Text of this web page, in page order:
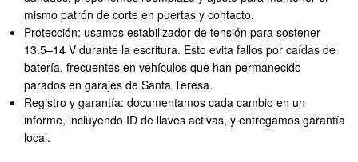
mismo patrón de corte en puertas y contacto.
Protección: usamos estabilizador de tensión para sostener
13.5–14 V durante la escritura. Esto evita fallos por caídas de
batería, frecuentes en vehículos que han permanecido
parados en garajes de Santa Teresa.
Registro y garantía: documentamos cada cambio en un
informe, incluyendo ID de llaves activas, y entregamos garantía
local.